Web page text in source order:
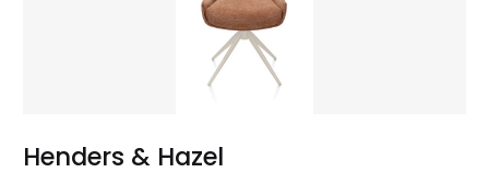
Henders & Hazel